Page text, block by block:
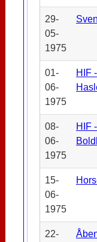
29-
05-
1975
01-
06-
1975
HIF
08-
06-
1975
HIF
15-
06-
1975
22-